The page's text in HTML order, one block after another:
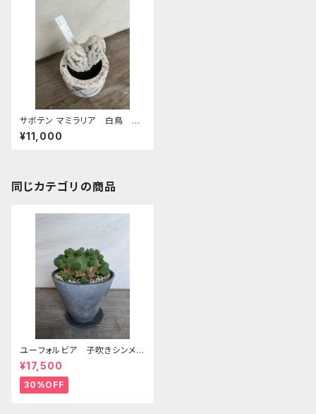
サボテン マミラリア 白鳥 S8
7/19更新
¥11,000
同じカテゴリの商品
ユーフォルビア 子吹きシンメト
リカ 更新2024/7 S32
¥17,500
30%OFF